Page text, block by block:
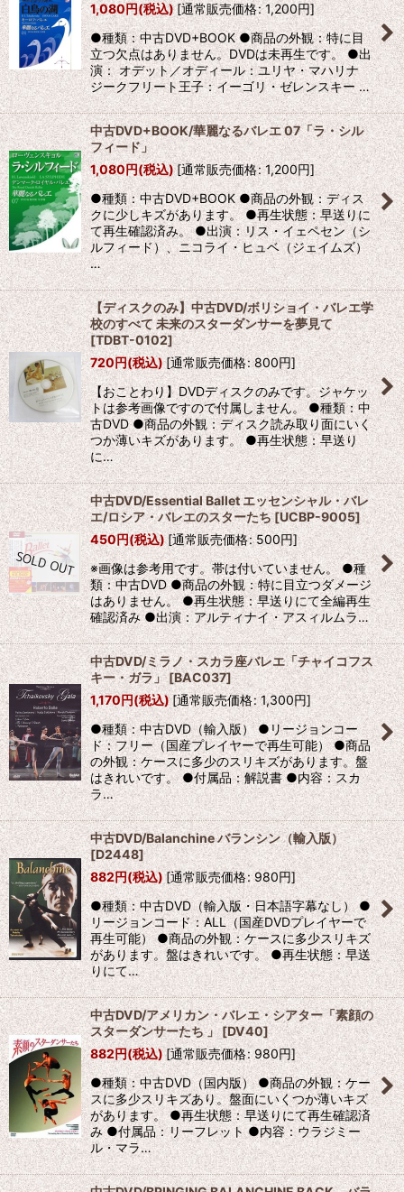
1,080円(税込)[通常販売価格: 1,200円]
●種類：中古DVD+BOOK ●商品の外観：特に目
立つ欠点はありません。DVDは未再生です。 ●出
演： オデット／オディール：ユリヤ・マハリナ
ジークフリート王子：イーゴリ・ゼレンスキー …
中古DVD+BOOK/華麗なるバレエ 07「ラ・シル
フィード」
1,080円(税込)[通常販売価格: 1,200円]
●種類：中古DVD+BOOK ●商品の外観：ディス
クに少しキズがあります。 ●再生状態：早送りに
て再生確認済み。 ●出演：リス・イェペセン（シ
ルフィード）、ニコライ・ヒュベ（ジェイムズ）
…
【ディスクのみ】中古DVD/ボリショイ・バレエ学
校のすべて 未来のスターダンサーを夢見て
[TDBT-0102]
720円(税込) [通常販売価格: 800円]
【おことわり】DVDディスクのみです。ジャケッ
トは参考画像ですので付属しません。 ●種類：中
古DVD ●商品の外観：ディスク読み取り面にいく
つか薄いキズがあります。 ●再生状態：早送り
に…
中古DVD/Essential Ballet エッセンシャル・バレ
エ/ロシア・バレエのスターたち[UCBP-9005]
450円(税込)[通常販売価格: 500円]
※画像は参考用です。帯は付いていません。 ●種
類：中古DVD ●商品の外観：特に目立つダメージ
はありません。 ●再生状態：早送りにて全編再生
確認済み ●出演：アルティナイ・アスィルムラ…
中古DVD/ミラノ・スカラ座バレエ「チャイコフス
キー・ガラ」[BAC037]
1,170円(税込)[通常販売価格: 1,300円]
●種類：中古DVD（輸入版） ●リージョンコー
ド：フリー（国産プレイヤーで再生可能） ●商品
の外観：ケースに多少のスリキズがあります。盤
はきれいです。 ●付属品：解説書 ●内容：スカ
ラ…
中古DVD/Balanchine バランシン（輸入版）
[D2448]
882円(税込) [通常販売価格: 980円]
●種類：中古DVD（輸入版・日本語字幕なし） ●
リージョンコード：ALL（国産DVDプレイヤーで
再生可能） ●商品の外観：ケースに多少スリキズ
があります。盤はきれいです。 ●再生状態：早送
りにて…
中古DVD/アメリカン・バレエ・シアター「素顔の
スターダンサーたち 」[DV40]
882円(税込)[通常販売価格: 980円]
●種類：中古DVD（国内版） ●商品の外観：ケー
スに多少スリキズあり。盤面にいくつか薄いキズ
があります。 ●再生状態：早送りにて再生確認済
み ●付属品：リーフレット ●内容：ウラジミー
ル・マラ…